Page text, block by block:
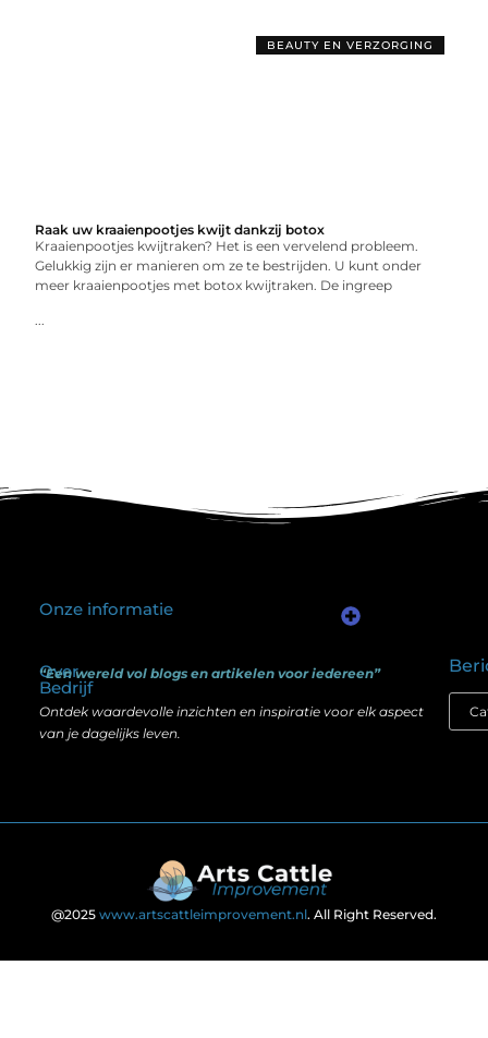
BEAUTY EN VERZORGING
Raak uw kraaienpootjes kwijt dankzij botox
Kraaienpootjes kwijtraken? Het is een vervelend probleem.
Gelukkig zijn er manieren om ze te bestrijden. U kunt onder
meer kraaienpootjes met botox kwijtraken. De ingreep
...
Over
Bedrijf
“Een wereld vol blogs en artikelen voor iedereen”
Ontdek waardevolle inzichten en inspiratie voor elk aspect
van je dagelijks leven.
Onze informatie
@2025 www.artscattleimprovement.nl. All Right Reserved.